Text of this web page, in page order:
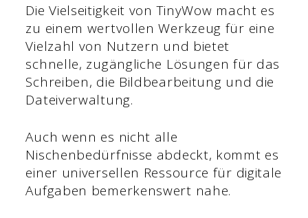
Die Vielseitigkeit von TinyWow macht es
zu einem wertvollen Werkzeug für eine
Vielzahl von Nutzern und bietet
schnelle, zugängliche Lösungen für das
Schreiben, die Bildbearbeitung und die
Dateiverwaltung.
Auch wenn es nicht alle
Nischenbedürfnisse abdeckt, kommt es
einer universellen Ressource für digitale
Aufgaben bemerkenswert nahe.